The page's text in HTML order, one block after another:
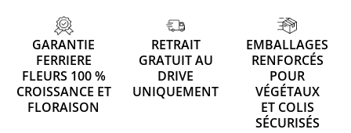
GARANTIE
FERRIERE
FLEURS 100 %
CROISSANCE ET
FLORAISON
RETRAIT
GRATUIT AU
DRIVE
UNIQUEMENT
EMBALLAGES
RENFORCÉS
POUR
VÉGÉTAUX
ET COLIS
SÉCURISÉS